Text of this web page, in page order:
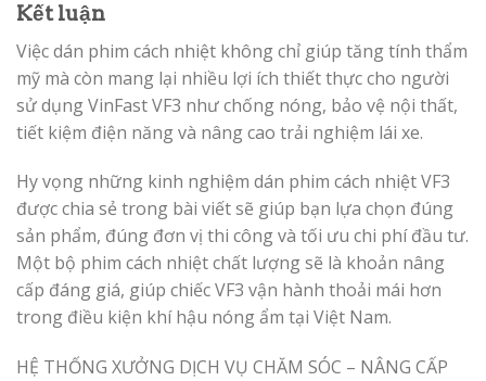
Kết luận
Việc dán phim cách nhiệt không chỉ giúp tăng tính thẩm
mỹ mà còn mang lại nhiều lợi ích thiết thực cho người
sử dụng VinFast VF3 như chống nóng, bảo vệ nội thất,
tiết kiệm điện năng và nâng cao trải nghiệm lái xe.
Hy vọng những kinh nghiệm dán phim cách nhiệt VF3
được chia sẻ trong bài viết sẽ giúp bạn lựa chọn đúng
sản phẩm, đúng đơn vị thi công và tối ưu chi phí đầu tư.
Một bộ phim cách nhiệt chất lượng sẽ là khoản nâng
cấp đáng giá, giúp chiếc VF3 vận hành thoải mái hơn
trong điều kiện khí hậu nóng ẩm tại Việt Nam.
HỆ THỐNG XƯỞNG DỊCH VỤ CHĂM SÓC – NÂNG CẤP